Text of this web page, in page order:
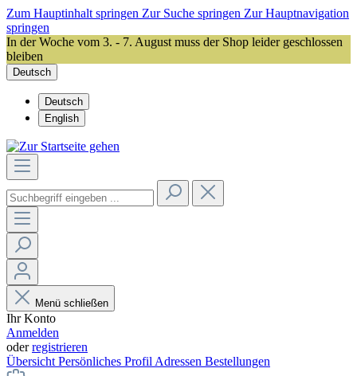
Zum Hauptinhalt springen Zur Suche springen Zur Hauptnavigation
springen
In der Woche vom 3. - 7. August muss der Shop leider geschlossen
bleiben
Deutsch
Deutsch
English
Menü schließen
Ihr Konto
Anmelden
oderregistrieren
Übersicht Persönliches Profil Adressen Bestellungen